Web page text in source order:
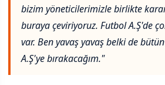
bizim yöneticilerimizle birlikte
buraya çeviriyoruz. Futbol A.Ş'de
var. Ben yavaş yavaş belki de
A.Ş'ye bırakacağım."